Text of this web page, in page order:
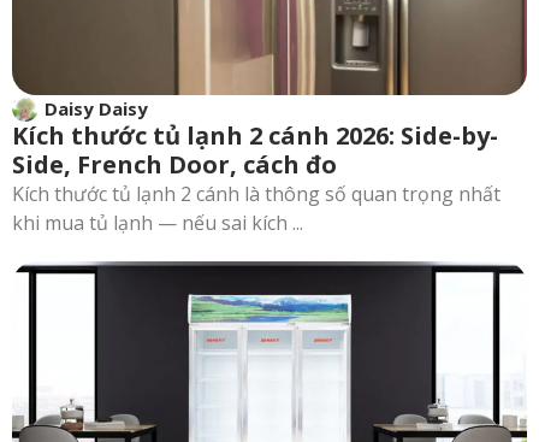
Daisy Daisy
Kích thước tủ lạnh 2 cánh 2026: Side-by-
Side, French Door, cách đo
Kích thước tủ lạnh 2 cánh là thông số quan trọng nhất
khi mua tủ lạnh — nếu sai kích ...